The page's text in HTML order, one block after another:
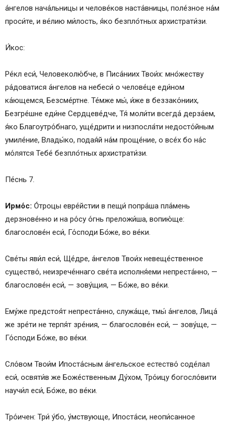
а́нгелов нача́льницы и челове́ков наста́вницы, поле́зное на́м
проси́те, и ве́лию ми́лость, я́ко безпло́тных архистрати́зи.
И́кос:
Ре́кл еси́, Человеколю́бче, в Писа́ниих Твои́х: мно́жеству
ра́доватися а́нгелов на небеси́ о челове́це еди́ном
ка́ющемся, Безсме́ртне. Те́мже мы́, и́же в беззако́ниих,
Безгре́шне еди́не Сердцеве́дче, Тя́ моли́ти всегда́ дерза́ем,
я́ко Благоутро́бнаго, уще́дрити и низпосла́ти недосто́йным
умиле́ние, Влады́ко, подая́й на́м проще́ние, о все́х бо на́с
мо́лятся Тебе́ безпло́тных архистрати́зи.
Пе́снь 7.
Ирмо́с: О́троцы евре́йстии в пещи́ попра́ша пла́мень
дерзнове́нно и на ро́су о́гнь преложи́ша, вопию́ще:
благослове́н еси́, Го́споди Бо́же, во ве́ки.
Све́ты яви́л еси́, Ще́дре, а́нгелов Твои́х невеще́ственное
существо́, неизрече́ннаго све́та исполня́еми непреста́нно, —
благослове́н еси́, — зову́щия, — Бо́же, во ве́ки.
Ему́же предстоя́т непреста́нно, служа́ще, тмы́ а́нгелов, Лица́
же зре́ти не терпя́т зре́ния, — благослове́н еси́, — зову́ще, —
Го́споди Бо́же, во ве́ки.
Сло́вом Твои́м Ипоста́сным а́нгельское естество́ соде́лал
еси́, освяти́в же Боже́ственным Ду́хом, Тро́ицу богосло́вити
научи́л еси́, Бо́же, во ве́ки.
Тро́ичен: Три́ у́бо, у́мствующе, Ипоста́си, неопи́санное